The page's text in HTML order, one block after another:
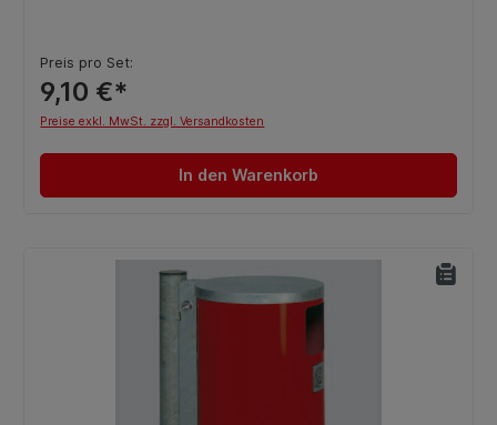
Preis pro Set:
9,10 €*
Preise exkl. MwSt. zzgl. Versandkosten
In den Warenkorb